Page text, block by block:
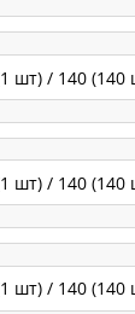
шт) / 140 (140
шт) / 140 (140
шт) / 140 (140